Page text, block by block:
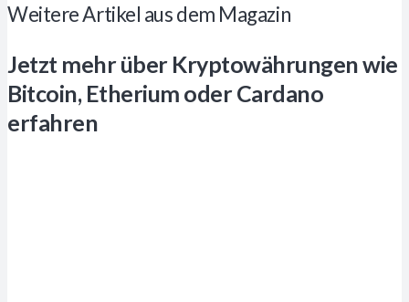
Weitere Artikel aus dem Magazin
Jetzt mehr über Kryptowährungen wie
Bitcoin, Etherium oder Cardano
erfahren